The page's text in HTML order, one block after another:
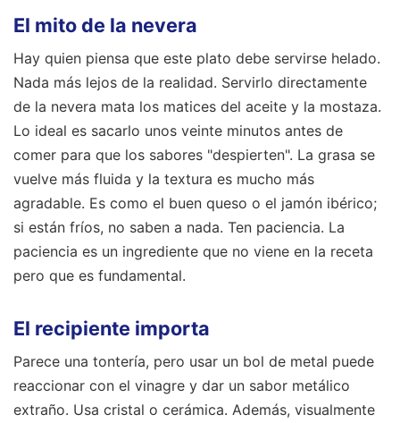
El mito de la nevera
Hay quien piensa que este plato debe servirse helado.
Nada más lejos de la realidad. Servirlo directamente
de la nevera mata los matices del aceite y la mostaza.
Lo ideal es sacarlo unos veinte minutos antes de
comer para que los sabores "despierten". La grasa se
vuelve más fluida y la textura es mucho más
agradable. Es como el buen queso o el jamón ibérico;
si están fríos, no saben a nada. Ten paciencia. La
paciencia es un ingrediente que no viene en la receta
pero que es fundamental.
El recipiente importa
Parece una tontería, pero usar un bol de metal puede
reaccionar con el vinagre y dar un sabor metálico
extraño. Usa cristal o cerámica. Además, visualmente